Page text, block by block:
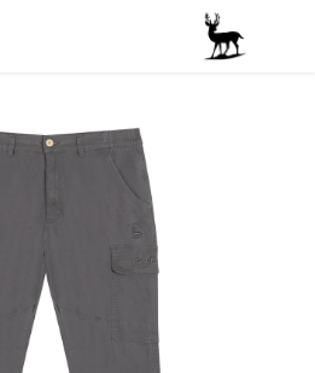
تخطي للذهاب إلى المحتوى